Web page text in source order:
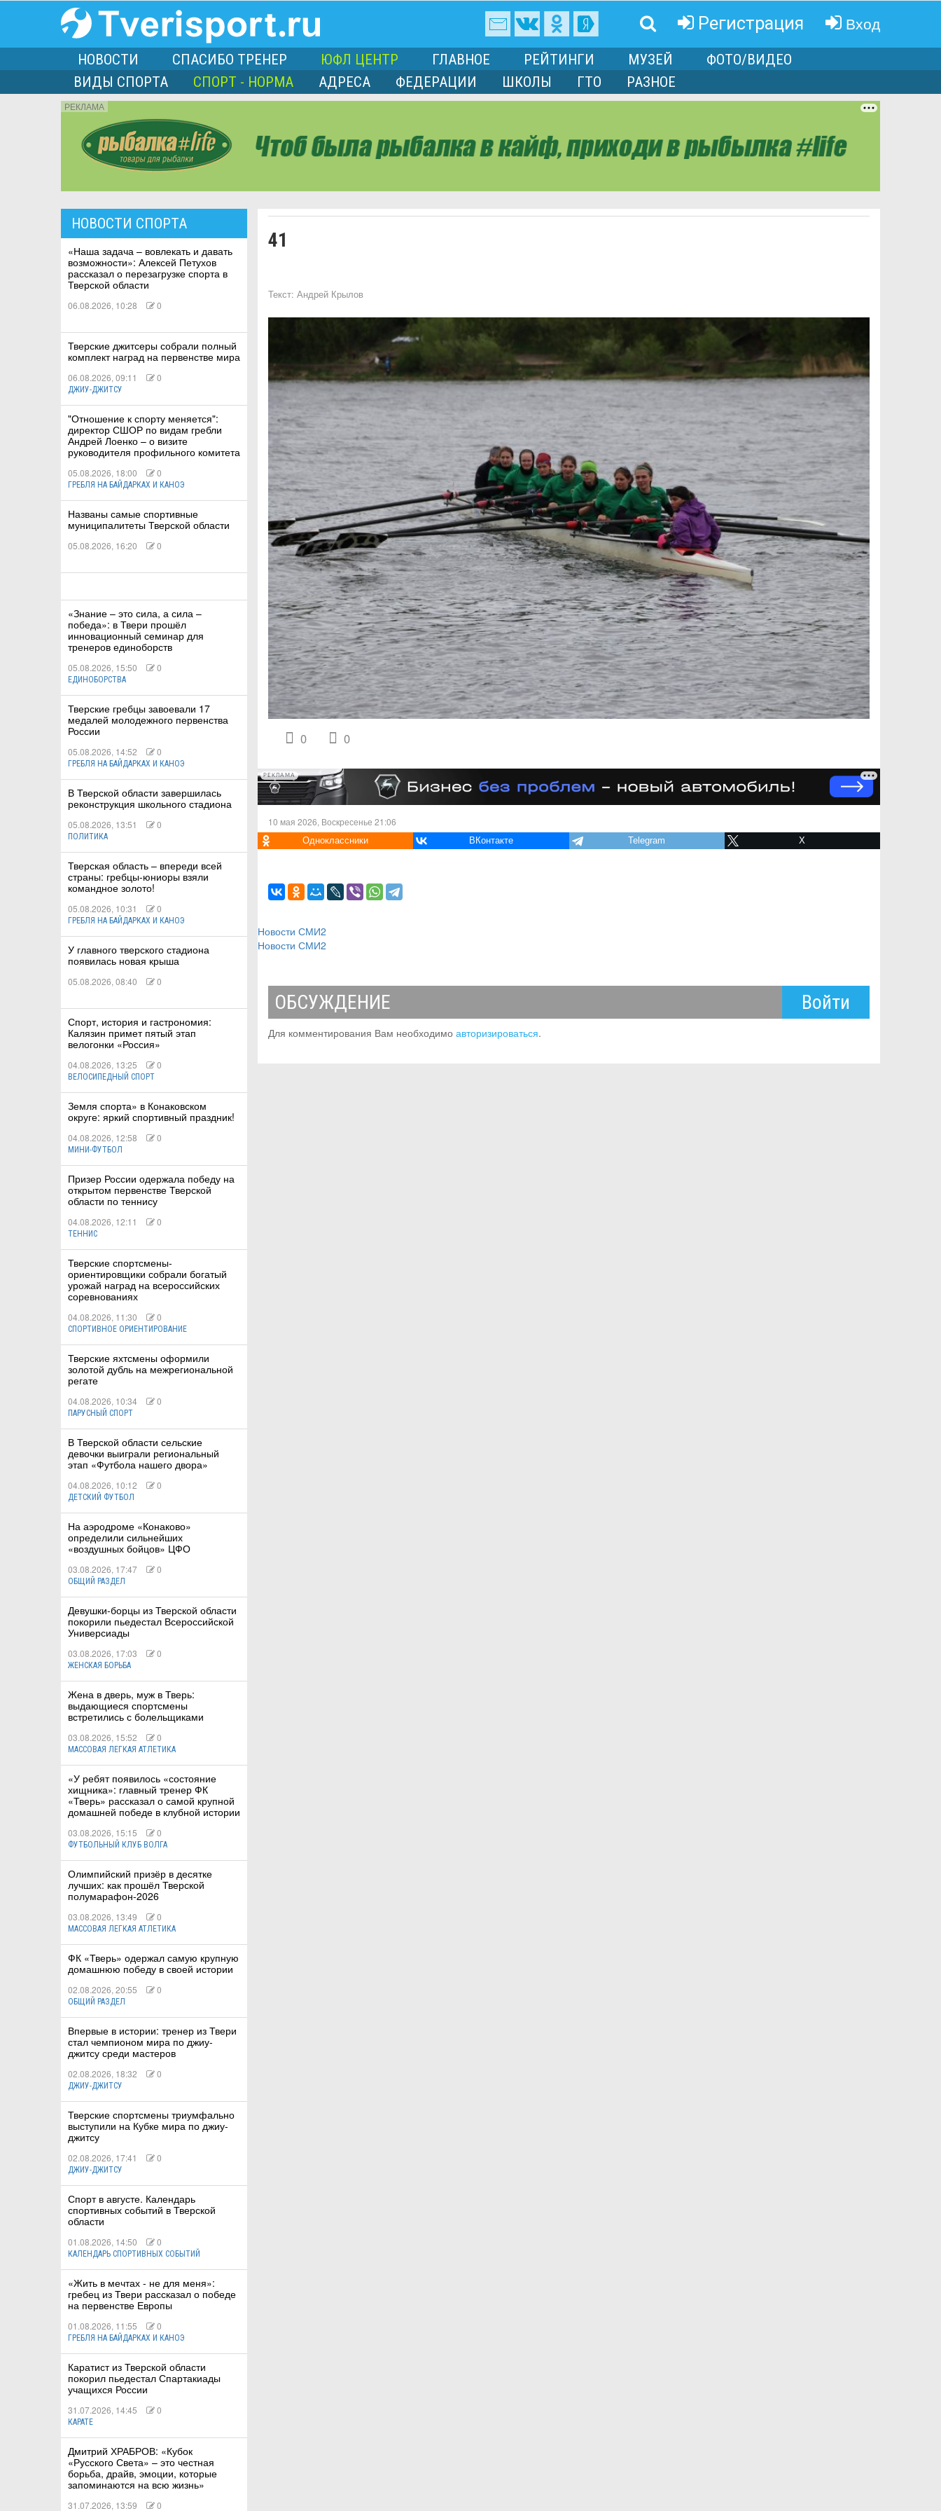
Регистрация Вход
НОВОСТИ СПАСИБО ТРЕНЕР ЮФЛ ЦЕНТР ГЛАВНОЕ РЕЙТИНГИ МУЗЕЙ
ФОТО/ВИДЕО
ВИДЫ СПОРТА
СПОРТ - НОРМА АДРЕСА ФЕДЕРАЦИИ ШКОЛЫ ГТО РАЗНОЕ
РЕКЛАМА
НОВОСТИ СПОРТА
«Наша задача – вовлекать и давать
возможности»: Алексей Петухов
рассказал о перезагрузке спорта в
Тверской области
06.08.2026, 10:28 0
Тверские джитсеры собрали полный
комплект наград на первенстве мира
06.08.2026, 09:11 0
ДЖИУ-ДЖИТСУ
"Отношение к спорту меняется":
директор СШОР по видам гребли
Андрей Лоенко – о визите
руководителя профильного комитета
05.08.2026, 18:00 0
ГРЕБЛЯ НА БАЙДАРКАХ И КАНОЭ
Названы самые спортивные
муниципалитеты Тверской области
05.08.2026, 16:20 0
«Знание – это сила, а сила –
победа»: в Твери прошёл
инновационный семинар для
тренеров единоборств
05.08.2026, 15:50 0
ЕДИНОБОРСТВА
Тверские гребцы завоевали 17
медалей молодежного первенства
России
05.08.2026, 14:52 0
ГРЕБЛЯ НА БАЙДАРКАХ И КАНОЭ
В Тверской области завершилась
реконструкция школьного стадиона
05.08.2026, 13:51 0
ПОЛИТИКА
Тверская область – впереди всей
страны: гребцы-юниоры взяли
командное золото!
05.08.2026, 10:31 0
ГРЕБЛЯ НА БАЙДАРКАХ И КАНОЭ
У главного тверского стадиона
появилась новая крыша
05.08.2026, 08:40 0
Спорт, история и гастрономия:
Калязин примет пятый этап
велогонки «Россия»
04.08.2026, 13:25 0
ВЕЛОСИПЕДНЫЙ СПОРТ
Земля спорта» в Конаковском
округе: яркий спортивный праздник!
04.08.2026, 12:58 0
МИНИ-ФУТБОЛ
Призер России одержала победу на
открытом первенстве Тверской
области по теннису
04.08.2026, 12:11 0
ТЕННИС
Тверские спортсмены-
ориентировщики собрали богатый
урожай наград на всероссийских
соревнованиях
04.08.2026, 11:30 0
СПОРТИВНОЕ ОРИЕНТИРОВАНИЕ
Тверские яхтсмены оформили
золотой дубль на межрегиональной
регате
04.08.2026, 10:34 0
ПАРУСНЫЙ СПОРТ
В Тверской области сельские
девочки выиграли региональный
этап «Футбола нашего двора»
04.08.2026, 10:12 0
ДЕТСКИЙ ФУТБОЛ
На аэродроме «Конаково»
определили сильнейших
«воздушных бойцов» ЦФО
03.08.2026, 17:47 0
ОБЩИЙ РАЗДЕЛ
Девушки-борцы из Тверской области
покорили пьедестал Всероссийской
Универсиады
03.08.2026, 17:03 0
ЖЕНСКАЯ БОРЬБА
Жена в дверь, муж в Тверь:
выдающиеся спортсмены
встретились с болельщиками
03.08.2026, 15:52 0
МАССОВАЯ ЛЕГКАЯ АТЛЕТИКА
«У ребят появилось «состояние
хищника»: главный тренер ФК
«Тверь» рассказал о самой крупной
домашней победе в клубной истории
03.08.2026, 15:15 0
ФУТБОЛЬНЫЙ КЛУБ ВОЛГА
Олимпийский призёр в десятке
лучших: как прошёл Тверской
полумарафон-2026
03.08.2026, 13:49 0
МАССОВАЯ ЛЕГКАЯ АТЛЕТИКА
ФК «Тверь» одержал самую крупную
домашнюю победу в своей истории
02.08.2026, 20:55 0
ОБЩИЙ РАЗДЕЛ
Впервые в истории: тренер из Твери
стал чемпионом мира по джиу-
джитсу среди мастеров
02.08.2026, 18:32 0
ДЖИУ-ДЖИТСУ
Тверские спортсмены триумфально
выступили на Кубке мира по джиу-
джитсу
02.08.2026, 17:41 0
ДЖИУ-ДЖИТСУ
Спорт в августе. Календарь
спортивных событий в Тверской
области
01.08.2026, 14:50 0
КАЛЕНДАРЬ СПОРТИВНЫХ СОБЫТИЙ
«Жить в мечтах - не для меня»:
гребец из Твери рассказал о победе
на первенстве Европы
01.08.2026, 11:55 0
ГРЕБЛЯ НА БАЙДАРКАХ И КАНОЭ
Каратист из Тверской области
покорил пьедестал Спартакиады
учащихся России
31.07.2026, 14:45 0
КАРАТЕ
Дмитрий ХРАБРОВ: «Кубок
«Русского Света» – это честная
борьба, драйв, эмоции, которые
запоминаются на всю жизнь»
31.07.2026, 13:59 0
41
Текст:Андрей Крылов
0 0
РЕКЛАМА
10 мая 2026, Воскресенье 21:06
Одноклассники ВКонтакте Telegram X
Новости СМИ2
Новости СМИ2
ОБСУЖДЕНИЕ Войти
Для комментирования Вам необходимоавторизироваться.